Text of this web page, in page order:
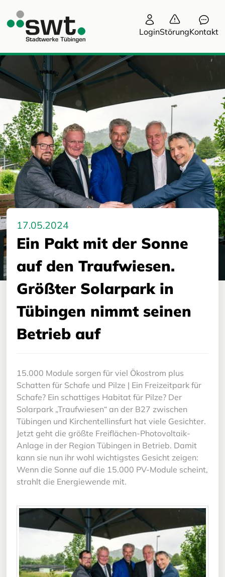
LoginStörungKontakt
17.05.2024
Ein Pakt mit der Sonne
auf den Traufwiesen.
Größter Solarpark in
Tübingen nimmt seinen
Betrieb auf
15.000 Module sorgen für viel Ökostrom plus
Schatten für Schafe und Pilze | Ein Freizeitpark für
Schafe? Ein schattiges Habitat für Pilze? Der
Solarpark „Traufwiesen“ an der B27 zwischen
Tübingen und Kirchentellinsfurt hat viele Gesichter.
Jetzt geht die größte Freiflächen-Photovoltaik-
Anlage in der Region Tübingen in Betrieb. Damit
kann sie nun ihr wohl wichtigstes Gesicht zeigen:
Wenn die Sonne auf die 15.000 PV-Module scheint,
strahlt die Energiewende mit.